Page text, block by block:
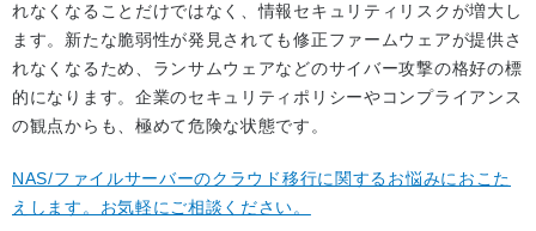
れなくなることだけではなく、情報セキュリティリスクが増大し
ます。新たな脆弱性が発見されても修正ファームウェアが提供さ
れなくなるため、ランサムウェアなどのサイバー攻撃の格好の標
的になります。企業のセキュリティポリシーやコンプライアンス
の観点からも、極めて危険な状態です。
NAS/ファイルサーバーのクラウド移行に関するお悩みにおこた
えします。お気軽にご相談ください。